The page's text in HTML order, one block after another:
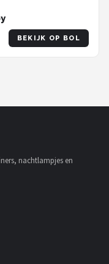
BEKIJK OP BOL
nachtlampjes en